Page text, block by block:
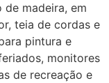
madeira, em
teia de cordas e
pintura e
monitores
de recreação e